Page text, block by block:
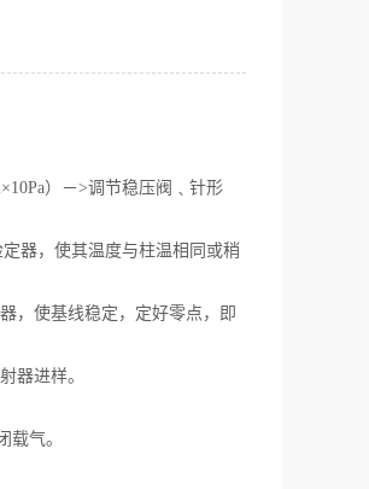
）－>调节稳压阀﹑针形
器，使其温度与柱温相同或稍
，使基线稳定，定好零点，即
器进样。
气。